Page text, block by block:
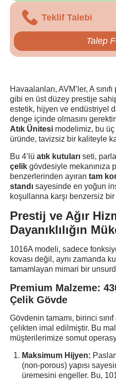
Teklif Talebi
Talep
Havaalanları, AVM’ler, A
gibi en üst düzey prestije
estetik, hijyen ve endüstriyel
denge içinde olmasını
Atık Ünitesi modelimiz, bu
üründe, tavizsiz bir kaliteyle
Bu 4’lü atık kutuları seti,
çelik gövdesiyle mekanınıza
benzerlerinden ayıran tam
standı sayesinde en yoğun
koşullarına karşı benzersiz
Prestij ve Ağır
Dayanıklılığın
1016A modeli, sadece
kovası değil, aynı zamanda
tamamlayan mimari bir
Premium Malzeme:
Çelik Gövde
Gövdenin tamamı, birinci
çelikten imal edilmiştir. Bu
müşterilerimize somut
Maksimum Hijyen:
(non-porous) yapısı
üremesini engeller. Bu,